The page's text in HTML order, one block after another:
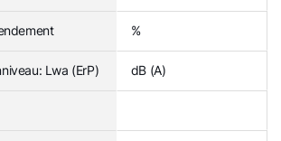
%
Lwa (ErP) dB (A)